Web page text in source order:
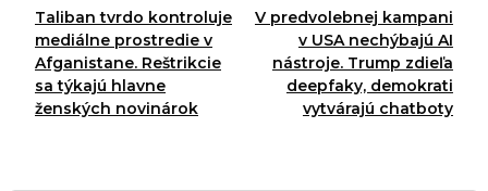
Taliban tvrdo kontroluje
mediálne prostredie v
Afganistane. Reštrikcie
sa týkajú hlavne
ženských novinárok
V predvolebnej kampani
v USA nechýbajú AI
nástroje. Trump zdieľa
deepfaky, demokrati
vytvárajú chatboty